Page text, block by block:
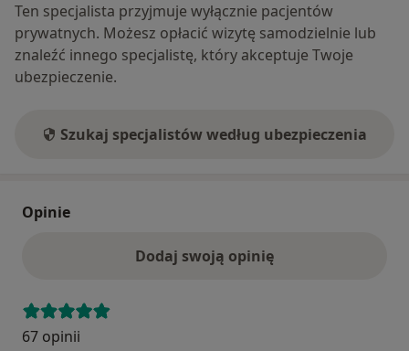
Ten specjalista przyjmuje wyłącznie pacjentów
prywatnych. Możesz opłacić wizytę samodzielnie lub
znaleźć innego specjalistę, który akceptuje Twoje
ubezpieczenie.
Szukaj specjalistów według ubezpieczenia
Opinie
Dodaj swoją opinię
67 opinii